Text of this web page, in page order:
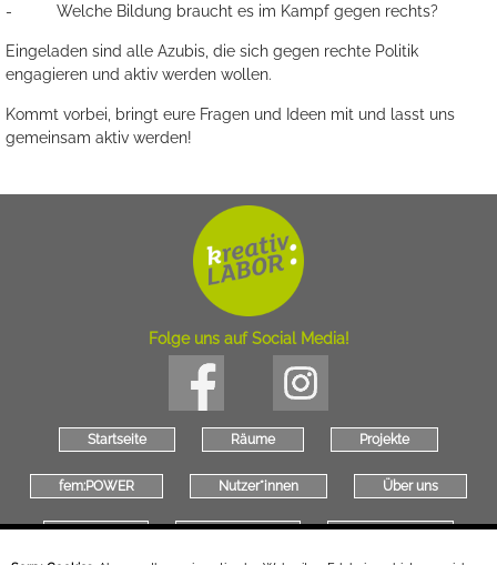
- Welche Bildung braucht es im Kampf gegen rechts?
Eingeladen sind alle Azubis, die sich gegen rechte Politik
engagieren und aktiv werden wollen.
Kommt vorbei, bringt eure Fragen und Ideen mit und lasst uns
gemeinsam aktiv werden!
Folge uns auf Social Media!
Startseite Räume Projekte
fem:POWER Nutzer*innen Über uns
Kontakt Newsletter Impressum